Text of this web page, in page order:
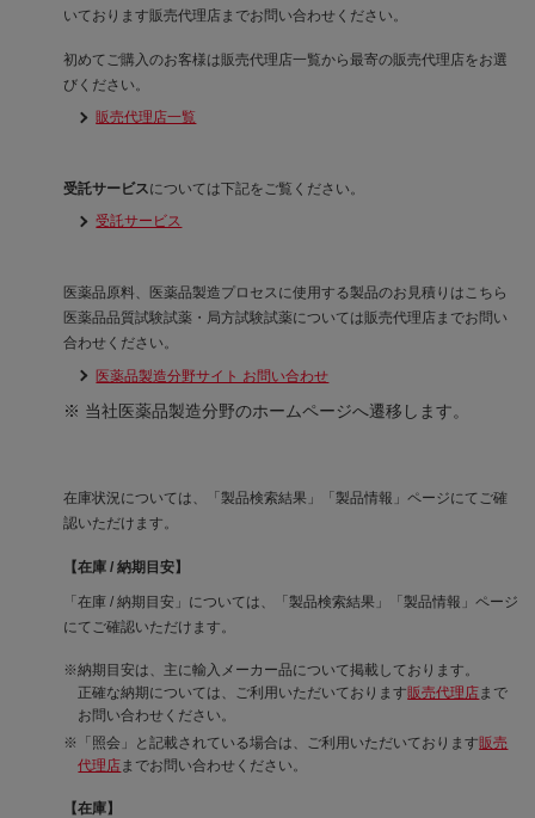
いております販売代理店までお問い合わせください。
初めてご購入のお客様は販売代理店一覧から最寄の販売代理店をお選
びください。
販売代理店一覧
受託サービスについては下記をご覧ください。
受託サービス
医薬品原料、医薬品製造プロセスに使用する製品のお見積りはこちら
医薬品品質試験試薬・局方試験試薬については販売代理店までお問い
合わせください。
医薬品製造分野サイト お問い合わせ
※ 当社医薬品製造分野のホームページへ遷移します。
在庫状況については、「製品検索結果」「製品情報」ページにてご確
認いただけます。
【在庫 / 納期目安】
「在庫 / 納期目安」については、「製品検索結果」「製品情報」ページ
にてご確認いただけます。
納期目安は、主に輸入メーカー品について掲載しております。
正確な納期については、ご利用いただいております販売代理店 まで
お問い合わせください。
「照会」と記載されている場合は、ご利用いただいております販売
代理店 までお問い合わせください。
【在庫】